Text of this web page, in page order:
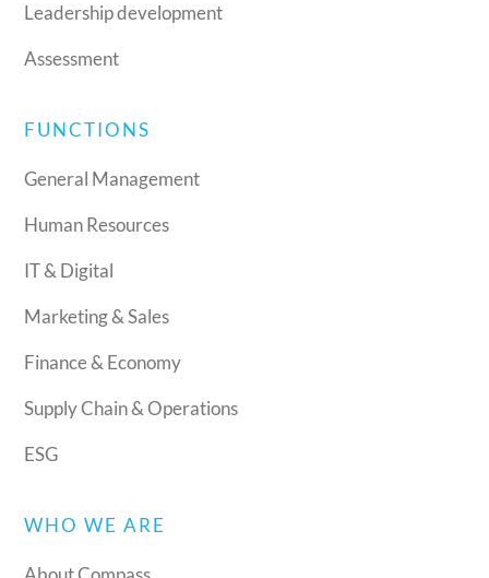
Leadership development
Assessment
FUNCTIONS
General Management
Human Resources
IT & Digital
Marketing & Sales
Finance & Economy
Supply Chain & Operations
ESG
WHO WE ARE